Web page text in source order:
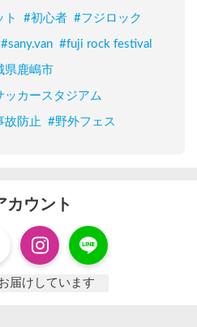
ト #初心者 #フジロック
#sany.van #fuji rock festival
県鹿嶋市
ッカースタジアム
故防止 #野外フェス
カウント
届けしています